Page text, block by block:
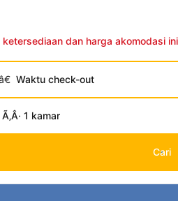
dan harga akomodasi ini
Waktu check-out
1 kamar
Cari